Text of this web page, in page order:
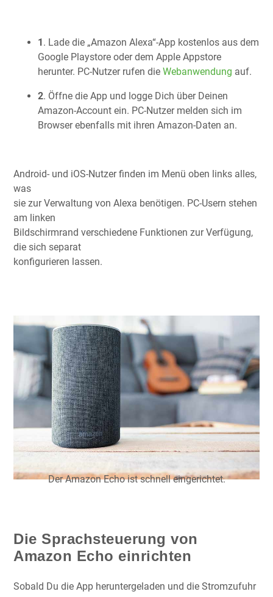
1. Lade die „Amazon Alexa“-App kostenlos aus dem
Google Playstore oder dem Apple Appstore
herunter. PC-Nutzer rufen die Webanwendung auf.
2. Öffne die App und logge Dich über Deinen
Amazon-Account ein. PC-Nutzer melden sich im
Browser ebenfalls mit ihren Amazon-Daten an.
Android- und iOS-Nutzer finden im Menü oben links alles,
was
sie zur Verwaltung von Alexa benötigen. PC-Usern stehen
am linken
Bildschirmrand verschiedene Funktionen zur Verfügung,
die sich separat
konfigurieren lassen.
Der Amazon Echo ist schnell eingerichtet.
Die Sprachsteuerung von
Amazon Echo einrichten
Sobald Du die App heruntergeladen und die Stromzufuhr